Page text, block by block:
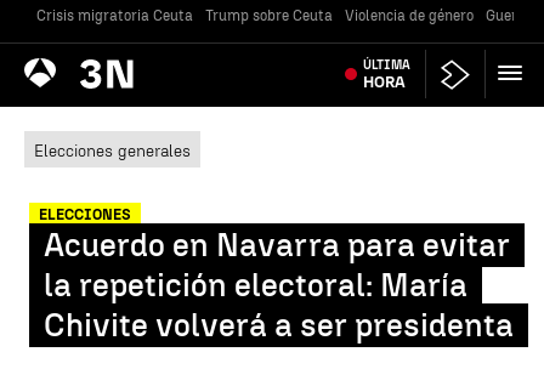
Crisis migratoria Ceuta Trump sobre Ceuta Violencia de género Guerra
Antena
3 Noticias ÚLTIMA
HORA
Elecciones generales
ELECCIONES
Acuerdo en Navarra para evitar
la repetición electoral: María
Chivite volverá a ser presidenta